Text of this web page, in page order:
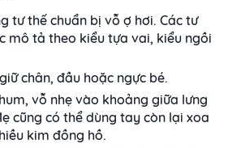
tư thế chuẩn bị vỗ ợ hơi. Các tư
mô tả theo kiểu tựa vai, kiểu ngồi
chân, đầu hoặc ngực bé.
vỗ nhẹ vào khoảng giữa lưng
cũng có thể dùng tay còn lại xoa
kim đồng hồ.